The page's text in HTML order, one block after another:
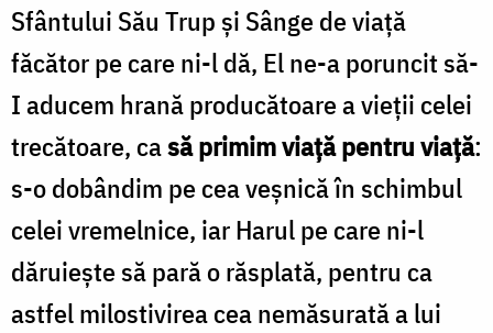
Sfântului Său Trup și Sânge de viață
făcător pe care ni-l dă, El ne-a poruncit să-
I aducem hrană producătoare a vieții celei
trecătoare, casă primim viață pentru viață:
s-o dobândim pe cea veșnică în schimbul
celei vremelnice, iar Harul pe care ni-l
dăruiește să pară o răsplată, pentru ca
astfel milostivirea cea nemăsurată a lui